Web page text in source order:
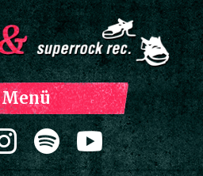
Menü
Zum Inhalt springen